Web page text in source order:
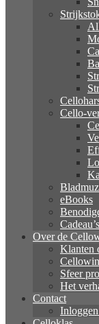
Cello-
eBooks
Cadeau’s
Over de
Klanten
Sfeer
Het
Contact